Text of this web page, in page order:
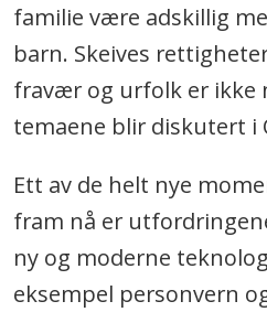
familie være adskillig
barn. Skeives
fravær og urfolk er ikke
temaene blir diskutert i
Ett av de helt nye
fram nå er
ny og moderne
eksempel personvern